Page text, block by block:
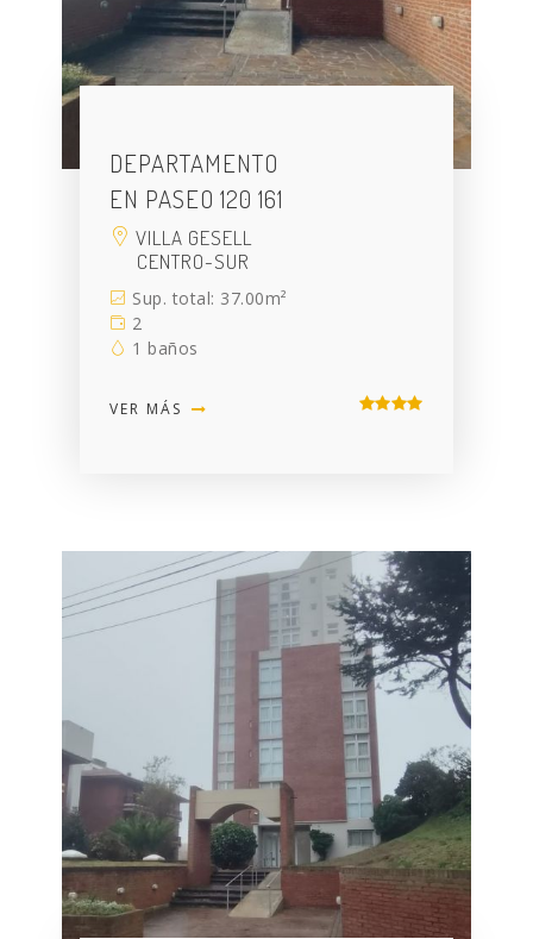
DEPARTAMENTO
EN PASEO 120 161
VILLA GESELL
CENTRO-SUR
Sup. total: 37.00m²
2
1 baños
VER MÁS